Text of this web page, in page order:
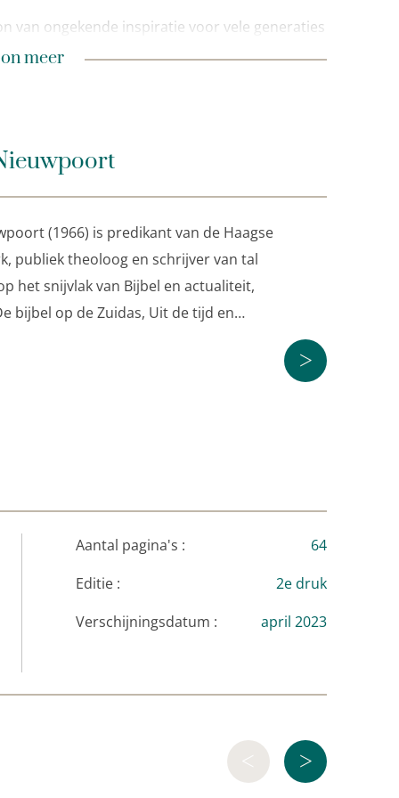
van ongekende inspiratie voor vele generaties
zijn gedichten, liederen, preken en verhalen
in de Haagse Duinzichtkerk, was de
over zijn leven en werk. Het resultaat is
meer
minder
(1966) is predikant van de Haagse
publiek theoloog en schrijver van tal
het snijvlak van Bijbel en actualiteit,
bijbel op de Zuidas, Uit de tijd en…
>
Aantal pagina's :
64
Editie :
2e druk
Verschijningsdatum :
april 2023
< >